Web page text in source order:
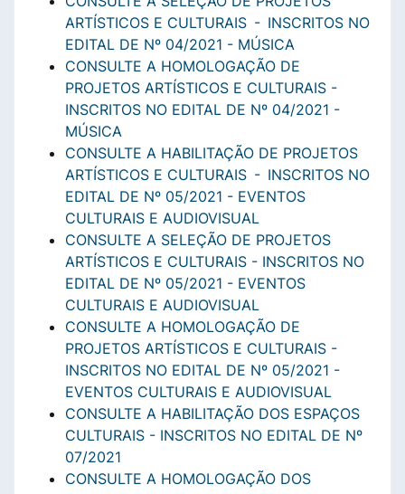
ARTÍSTICOS E CULTURAIS - INSCRITOS NO
EDITAL DE Nº 04/2021 - MÚSICA
CONSULTE A HOMOLOGAÇÃO DE
PROJETOS ARTÍSTICOS E CULTURAIS -
INSCRITOS NO EDITAL DE Nº 04/2021 -
MÚSICA
CONSULTE A HABILITAÇÃO DE PROJETOS
ARTÍSTICOS E CULTURAIS - INSCRITOS NO
EDITAL DE Nº 05/2021 - EVENTOS
CULTURAIS E AUDIOVISUAL
CONSULTE A SELEÇÃO DE PROJETOS
ARTÍSTICOS E CULTURAIS - INSCRITOS NO
EDITAL DE Nº 05/2021 - EVENTOS
CULTURAIS E AUDIOVISUAL
CONSULTE A HOMOLOGAÇÃO DE
PROJETOS ARTÍSTICOS E CULTURAIS -
INSCRITOS NO EDITAL DE Nº 05/2021 -
EVENTOS CULTURAIS E AUDIOVISUAL
CONSULTE A HABILITAÇÃO DOS ESPAÇOS
CULTURAIS - INSCRITOS NO EDITAL DE Nº
07/2021
CONSULTE A HOMOLOGAÇÃO DOS